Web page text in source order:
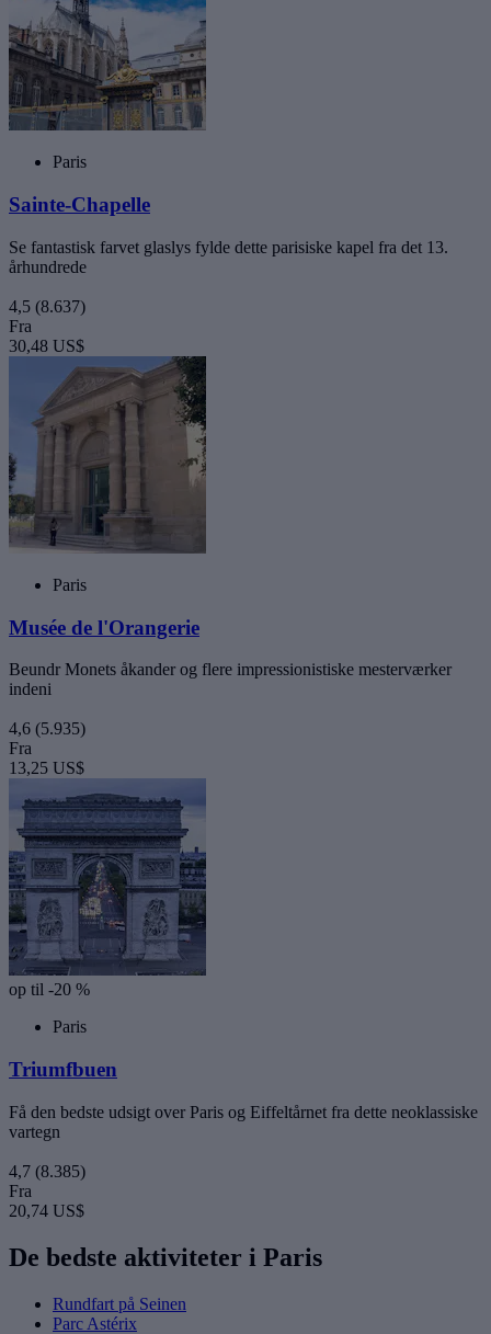
Paris
Sainte-Chapelle
Se fantastisk farvet glaslys fylde dette parisiske kapel fra det 13.
århundrede
4,5 (8.637)
Fra
30,48 US$
Paris
Musée de l'Orangerie
Beundr Monets åkander og flere impressionistiske mesterværker
indeni
4,6 (5.935)
Fra
13,25 US$
op til -20 %
Paris
Triumfbuen
Få den bedste udsigt over Paris og Eiffeltårnet fra dette neoklassiske
vartegn
4,7 (8.385)
Fra
20,74 US$
De bedste aktiviteter i Paris
Rundfart på Seinen
Parc Astérix